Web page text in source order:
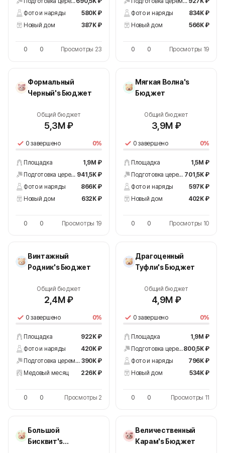
Фото и наряды
580K ₽
Новый дом
387K ₽
0 0 Просмотры 23
Фото и наряды
834K ₽
Новый дом
566K ₽
0 0 Просмотры 19
Формальный
Черный's Бюджет
Общий бюджет
5,3M ₽
0 завершено 0%
Площадка
1,9M ₽
Подготовка церемонии 941,5K ₽
Фото и наряды
866K ₽
Новый дом
632K ₽
0 0 Просмотры 19
Мягкая Волна's
Бюджет
Общий бюджет
3,9M ₽
0 завершено 0%
Площадка
1,5M ₽
Подготовка церемонии 701,5K ₽
Фото и наряды
597K ₽
Новый дом
402K ₽
0 0 Просмотры 10
Винтажный
Родник's Бюджет
Общий бюджет
2,4M ₽
0 завершено 0%
Площадка
922K ₽
Фото и наряды
420K ₽
Подготовка церемонии 390K ₽
Медовый месяц
226K ₽
0 0 Просмотры 2
Драгоценный
Туфли's Бюджет
Общий бюджет
4,9M ₽
0 завершено 0%
Площадка
1,9M ₽
Подготовка церемонии800,5K ₽
Фото и наряды
796K ₽
Новый дом
534K ₽
0 0 Просмотры 11
Большой
Бисквит's
Величественный
Карам's Бюджет